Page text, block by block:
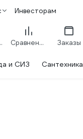
Инвесторам
Сравнение Заказы
и СИЗ Сантехника